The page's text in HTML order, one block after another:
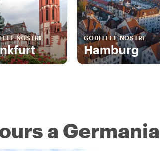
LE NOSTRE GODITI LE NOSTRE
Hamburg
a Germania